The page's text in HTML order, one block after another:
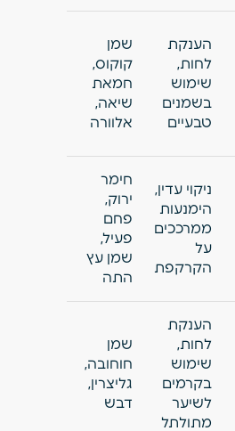
הענקת
לחות,
שימוש
בשמנים
טבעיים
שמן
קוקוס,
חמאת
שיאה,
אלוורה
ניקוי עדין,
הימנעות
ממרככים
על
הקרקפת
חימר
ירוק,
פחם
פעיל,
שמן עץ
התה
הענקת
לחות,
שימוש
בקרמים
לשיער
מתולתל
שמן
חוחובה,
גליצרין,
דבש